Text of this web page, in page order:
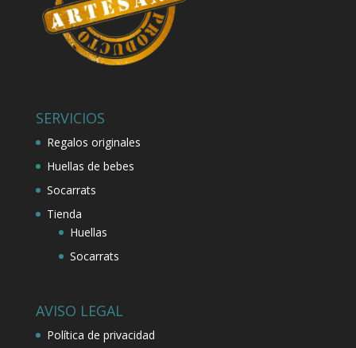
SERVICIOS
Regalos originales
Huellas de bebes
Socarrats
Tienda
Huellas
Socarrats
AVISO LEGAL
Política de privacidad